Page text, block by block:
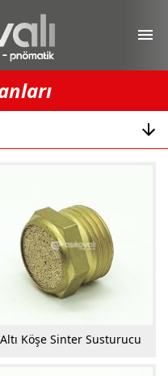
menu
Altı Köşe Sinter Susturucu